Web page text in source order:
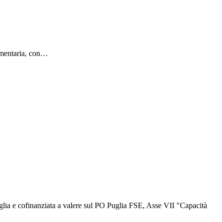
con…
e cofinanziata a valere sul PO Puglia FSE, Asse VII "Capacità